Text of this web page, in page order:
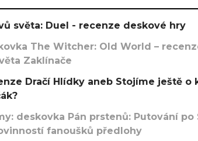
světa: Duel - recenze deskové hry
The Witcher: Old World –
Zaklínače
Dračí Hlídky aneb Stojíme ještě o
deskovka Pán prstenů: Putování
fanoušků předlohy